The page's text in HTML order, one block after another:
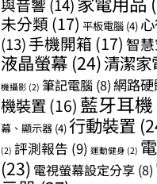
與音響 (14)
未分類 (17) 平板電腦 (4)
(13)手機開箱 (17) 智
液晶螢幕 (24)清潔家
機攝影 (2) 筆記電腦 (8)網路
機裝置 (16) 藍牙耳機
幕、顯示器 (4)行動裝置
(2) 評測報告 (9) 運動健身 (2)
(23) 電視螢幕設定分享 (8)